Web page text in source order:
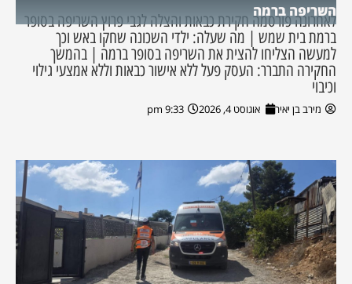
השריפה ברמה
לאחרונה פורסמה חקירת כבאות והצלה לגבי פרוץ השריפה בסופר
ברמת בית שמש | מה שעלה: ילדי השכונה שחקו באש וכך
למעשה הצליחו להצית את השריפה בסופר ברמה | בהמשך
החקירה התברר: העסק פעל ללא אישור כבאות וללא אמצעי גילוי
וכיבוי
מירב בן יאיר אוגוסט 4, 2026 9:33 pm